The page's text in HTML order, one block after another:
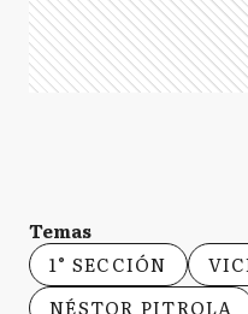
Temas
1° SECCIÓN
NÉSTOR PITROLA